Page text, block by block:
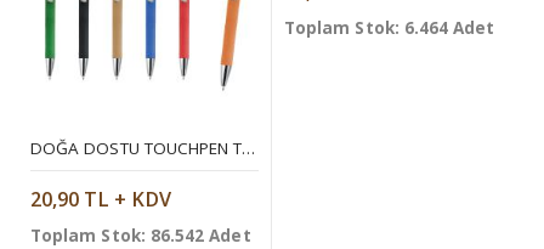
DOĞA DOSTU TOUCHPEN TÜKENMEZ KALEM
20,90 TL + KDV
Toplam Stok: 86.542 Adet
Toplam Stok: 6.464 Adet